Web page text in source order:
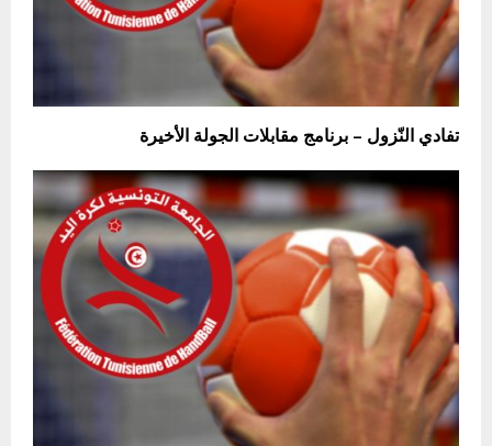
تفادي النّزول – برنامج مقابلات الجولة الأخيرة